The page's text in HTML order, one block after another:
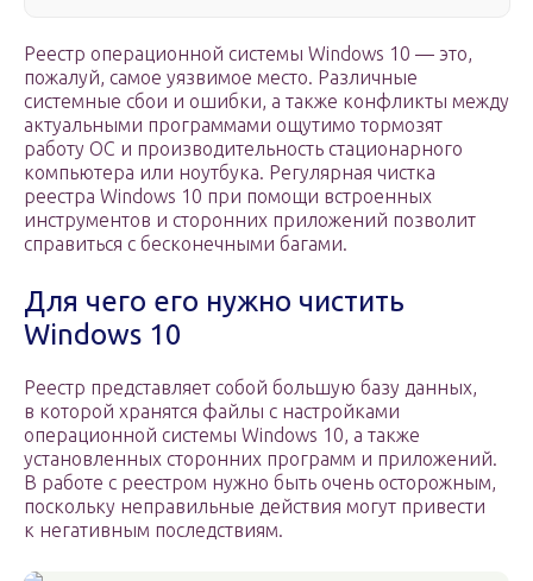
Реестр операционной системы Windows 10 — это,
пожалуй, самое уязвимое место. Различные
системные сбои и ошибки, а также конфликты между
актуальными программами ощутимо тормозят
работу ОС и производительность стационарного
компьютера или ноутбука. Регулярная чистка
реестра Windows 10 при помощи встроенных
инструментов и сторонних приложений позволит
справиться с бесконечными багами.
Для чего его нужно чистить
Windows 10
Реестр представляет собой большую базу данных,
в которой хранятся файлы с настройками
операционной системы Windows 10, а также
установленных сторонних программ и приложений.
В работе с реестром нужно быть очень осторожным,
поскольку неправильные действия могут привести
к негативным последствиям.